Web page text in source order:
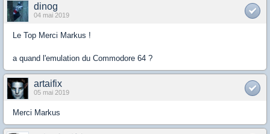
dinog
04 mai 2019
Le Top Merci Markus !
a quand l'emulation du Commodore 64 ?
artaifix
05 mai 2019
Merci Markus